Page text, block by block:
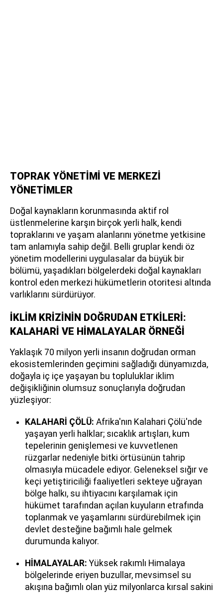
TOPRAK YÖNETİMİ VE MERKEZİ
YÖNETİMLER
Doğal kaynakların korunmasında aktif rol
üstlenmelerine karşın birçok yerli halk, kendi
topraklarını ve yaşam alanlarını yönetme yetkisine
tam anlamıyla sahip değil. Belli gruplar kendi öz
yönetim modellerini uygulasalar da büyük bir
bölümü, yaşadıkları bölgelerdeki doğal kaynakları
kontrol eden merkezi hükümetlerin otoritesi altında
varlıklarını sürdürüyor.
İKLİM KRİZİNİN DOĞRUDAN ETKİLERİ:
KALAHARİ VE HİMALAYALAR ÖRNEĞİ
Yaklaşık 70 milyon yerli insanın doğrudan orman
ekosistemlerinden geçimini sağladığı dünyamızda,
doğayla iç içe yaşayan bu topluluklar iklim
değişikliğinin olumsuz sonuçlarıyla doğrudan
yüzleşiyor:
KALAHARİ ÇÖLÜ: Afrika'nın Kalahari Çölü'nde
yaşayan yerli halklar; sıcaklık artışları, kum
tepelerinin genişlemesi ve kuvvetlenen
rüzgarlar nedeniyle bitki örtüsünün tahrip
olmasıyla mücadele ediyor. Geleneksel sığır ve
keçi yetiştiriciliği faaliyetleri sekteye uğrayan
bölge halkı, su ihtiyacını karşılamak için
hükümet tarafından açılan kuyuların etrafında
toplanmak ve yaşamlarını sürdürebilmek için
devlet desteğine bağımlı hale gelmek
durumunda kalıyor.
HİMALAYALAR: Yüksek rakımlı Himalaya
bölgelerinde eriyen buzullar, mevsimsel su
akışına bağımlı olan yüz milyonlarca kırsal sakini